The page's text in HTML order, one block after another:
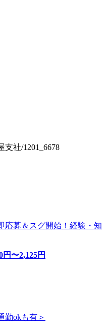
社/1201_6678
応募＆スグ開始！経験・知
円〜2,125円
勤okも有＞